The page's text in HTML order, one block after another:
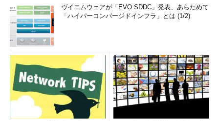
ヴイエムウェアが「EVO SDDC」発表、あらためて
「ハイパーコンバージドインフラ」とは (1/2)